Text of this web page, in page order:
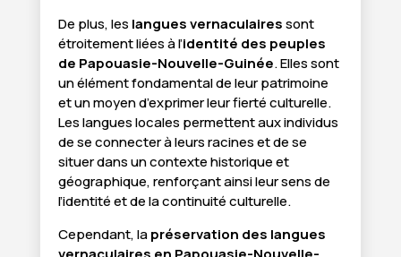
De plus, les langues vernaculairessont
étroitement liées à l’identité des peuples
de Papouasie-Nouvelle-Guinée. Elles sont
un élément fondamental de leur patrimoine
et un moyen d’exprimer leur fierté culturelle.
Les langues locales permettent aux individus
de se connecter à leurs racines et de se
situer dans un contexte historique et
géographique, renforçant ainsi leur sens de
l’identité et de la continuité culturelle.
Cependant, lapréservation des langues